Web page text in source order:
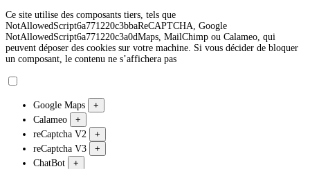
Ce site utilise des composants tiers, tels que
NotAllowedScript6a771220c3bbaReCAPTCHA, Google
NotAllowedScript6a771220c3a0dMaps, MailChimp ou Calameo, qui
peuvent déposer des cookies sur votre machine. Si vous décider de bloquer
un composant, le contenu ne s’affichera pas
Google Maps
+
Calameo
+
reCaptcha V2
+
reCaptcha V3
+
ChatBot
+